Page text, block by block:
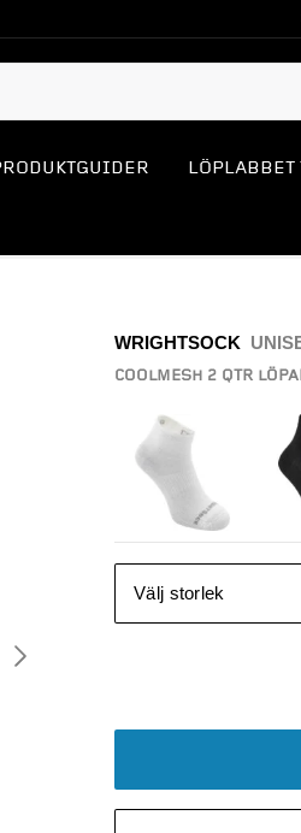
LÖPLABBET
WRIGHTSOCK
COOLMESH 2 QTR
Välj storlek